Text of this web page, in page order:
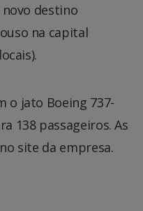
novo destino
na capital
o jato Boeing 737-
138 passageiros. As
site da empresa.